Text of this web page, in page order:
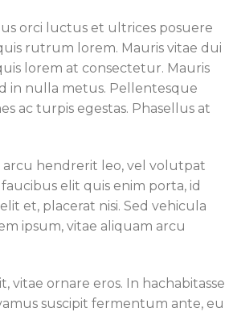
orci luctus et ultrices posuere
rutrum lorem. Mauris vitae dui
lorem at consectetur. Mauris
in nulla metus. Pellentesque
ac turpis egestas. Phasellus at
arcu hendrerit leo, vel volutpat
elit quis enim porta, id
et, placerat nisi. Sed vehicula
ipsum, vitae aliquam arcu
vitae ornare eros. In hachabitasse
suscipit fermentum ante, eu